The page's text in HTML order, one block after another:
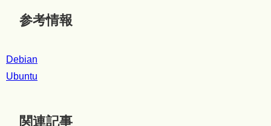
参考情報
Debian
Ubuntu
関連記事